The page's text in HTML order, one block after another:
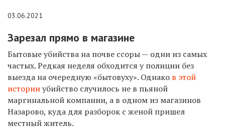
03.06.2021
Зарезал прямо в магазине
Бытовые убийства на почве ссоры — одни из самых
частых. Редкая неделя обходится у полиции без
выезда на очередную «бытовуху». Однако в этой
историиубийство случилось не в пьяной
маргинальной компании, а в одном из магазинов
Назарово, куда для разборок с женой пришел
местный житель.